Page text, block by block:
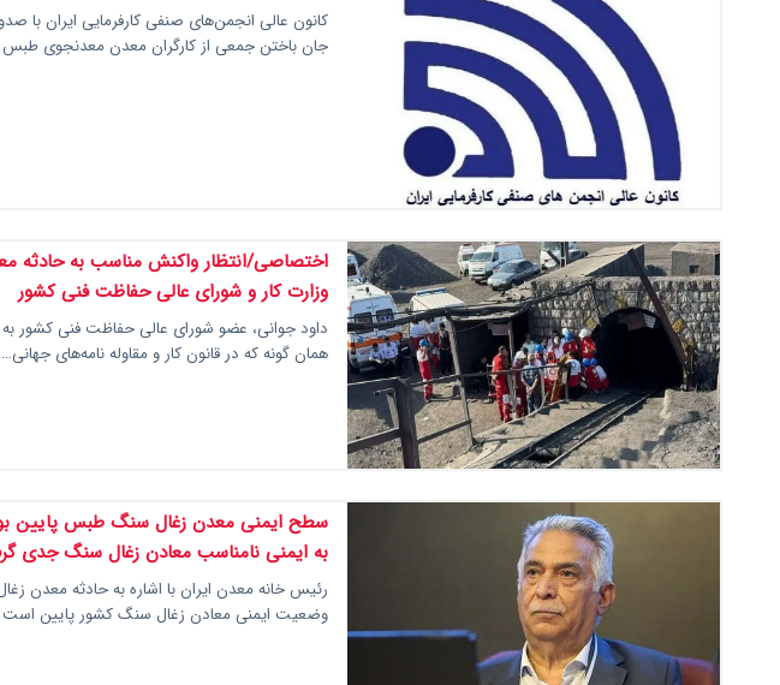
کانون عالی انجمن‌های صنفی کارفرمایی ایران با
جان باختن جمعی از کارگران معدن معدنجوی طبس
اختصاصی/انتظار واکنش مناسب به
وزارت کار و شورای عالی حفاظت فنی کشور
داود جوانی، عضو شورای عالی حفاظت فنی کشور به
همان گونه که در قانون کار و مقاوله نامه‌های جهانی…
سطح ایمنی معدن زغال سنگ طبس پایین
به ایمنی نامناسب معادن زغال سنگ جدی
رئیس خانه معدن ایران با اشاره به حادثه
وضعیت ایمنی معادن زغال سنگ کشور پایین است و از